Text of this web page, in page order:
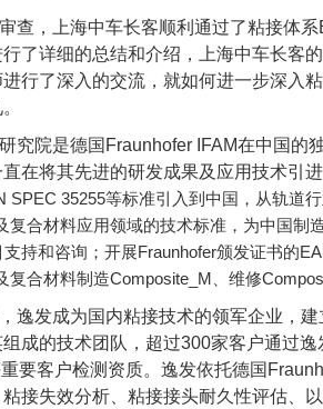
查，上海中车长客顺利通过了粘接体系
了详细的总结和介绍，上海中车长客
行了深入的交流，就如何进一步深入
究院是德国 Fraunhofer IFAM在中国的
在将其先进的研发成果及应用技术引
SPEC 35255等标准引入到中国，从轨道
复合材料应用领域的技术标准，为中国制
持和咨询；开展Fraunhofer颁发证书的
复合材料制造Composite_M 、维修
逸发成为国内粘接技术的领军企业，
成的技术团队，超过300家客户通过逸
要客户检测资质。 逸发依托德国
接失效分析、粘接接头耐久性评估、